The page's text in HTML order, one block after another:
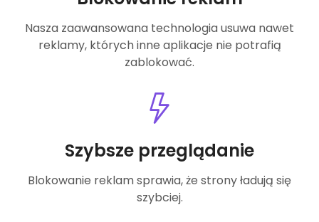
Nasza zaawansowana technologia usuwa nawet
reklamy, których inne aplikacje nie potrafią
zablokować.
Szybsze przeglądanie
Blokowanie reklam sprawia, że strony ładują się
szybciej.